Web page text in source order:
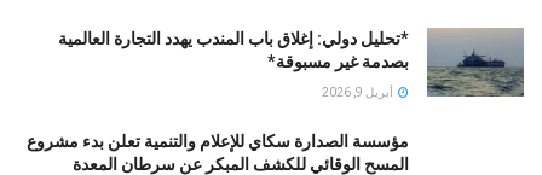
*تحليل دولي: إغلاق باب المندب يهدد التجارة العالمية
بصدمة غير مسبوقة*
أبريل 9, 2026
مؤسسة الصدارة سكاي للإعلام والتنمية تعلن بدء مشروع
المسح الوقائي للكشف المبكر عن سرطان المعدة